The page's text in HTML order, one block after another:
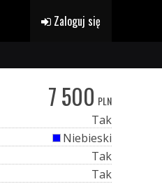
Zaloguj się
7 500 PLN
Tak
Niebieski
Tak
Tak